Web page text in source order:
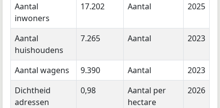
Aantal
inwoners
17.202 Aantal 2025
Aantal
huishoudens
7.265 Aantal 2023
Aantal wagens 9.390 Aantal
2023
Dichtheid
adressen
0,98
Aantal per
hectare
2026